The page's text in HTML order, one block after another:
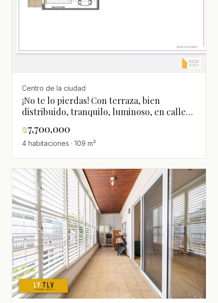
Centro de la ciudad
¡No te lo pierdas! Con terraza, bien
distribuido, tranquilo, luminoso, en calle
calidad, espacioso
₪7,700,000
4 habitaciones · 109 m²